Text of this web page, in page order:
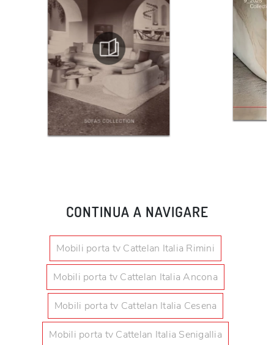
CONTINUA A NAVIGARE
Mobili porta tv Cattelan Italia Rimini
Mobili porta tv Cattelan Italia Ancona
Mobili porta tv Cattelan Italia Cesena
Mobili porta tv Cattelan Italia Senigallia